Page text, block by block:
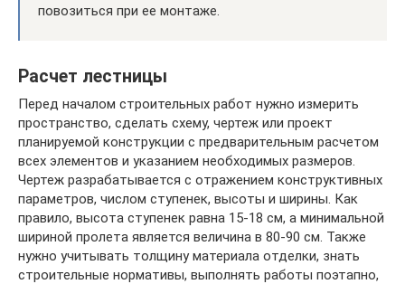
повозиться при ее монтаже.
Расчет лестницы
Перед началом строительных работ нужно измерить
пространство, сделать схему, чертеж или проект
планируемой конструкции с предварительным расчетом
всех элементов и указанием необходимых размеров.
Чертеж разрабатывается с отражением конструктивных
параметров, числом ступенек, высоты и ширины. Как
правило, высота ступенек равна 15-18 см, а минимальной
шириной пролета является величина в 80-90 см. Также
нужно учитывать толщину материала отделки, знать
строительные нормативы, выполнять работы поэтапно,